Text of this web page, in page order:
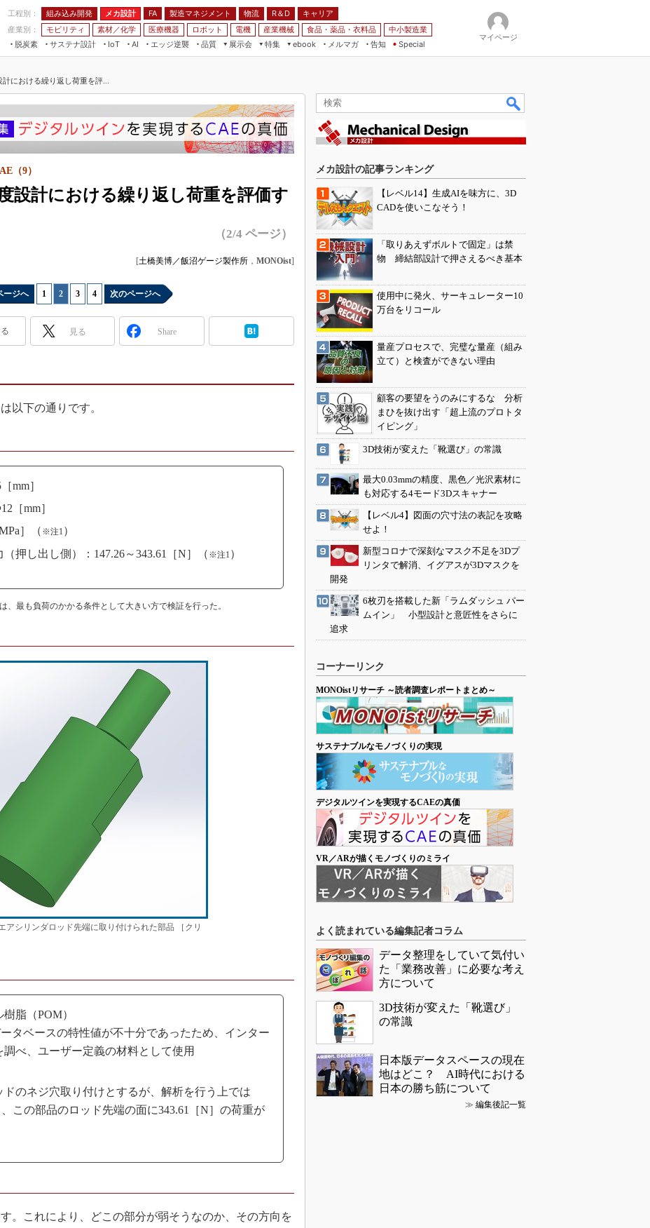
工程別： 組み込み開発 メカ設計 FA 製造マネジメント 物流 R＆D
キャリア
産業別：
モビリティ 素材／化学 医療機器 ロボット 電機 産業機械 食品・薬品・衣料品
中小製造業
脱炭素
サステナ設計
IoT
場
ービス
AI
設備保全
AI
エッジ逆襲 品質
展示会
JIMTOF
組込み/エッジ コンピューティング
IIFES
国際ロボット展
TECHNO-FRONTIER
日本ものづくりワールド
AUTOMOTIVE WORLD
産業オープンネット展
特集
5G
VR／AR
フィールドサービス
組み込み画像技術
無償設計ツール
3Dプリンタ
デジタルツインとCAE
インダストリー4.0
メイドインジャパン
制御セキュリティ
ebook
製造マネジメント
FA
モビリティ
メルマガ
告知 Special
マイページ
における繰り返し荷重を評...
設計における繰り返し荷重を評価す
（9）
（2/4 ページ）
[土橋美博／飯沼ゲージ製作所 ， MONOist]
ージへ 1 2 3 4 次のページへ
見る Share
以下の通りです。
mm］
［mm］
］（ ※注1 ）
押し出し側）：147.26～343.61［N］（ ※注1 ）
、最も負荷のかかる条件として大きい方で検証を行った。
シリンダロッド先端に取り付けられた部品 ［クリ
脂（POM）
タベースの特性値が不十分であったため、インター
べ、ユーザー定義の材料として使用
ドのネジ穴取り付けとするが、解析を行う上では
この部品のロッド先端の面に343.61［N］の荷重が
。これにより、どこの部分が弱そうなのか、その方向を
メカ設計の記事ランキング
【レベル14】生成AIを味方に、3D
CADを使いこなそう！
「取りあえずボルトで固定」は禁
物 締結部設計で押さえるべき基本
使用中に発火、サーキュレーター10
万台をリコール
量産プロセスで、完璧な量産（組み
立て）と検査ができない理由
顧客の要望をうのみにするな 分析
まひを抜け出す「超上流のプロトタ
イピング」
3D技術が変えた「靴選び」の常識
最大0.03mmの精度、黒色／光沢素材に
も対応する4モード3Dスキャナー
【レベル4】図面の穴寸法の表記を攻略
せよ！
新型コロナで深刻なマスク不足を3Dプ
リンタで解消、イグアスが3Dマスクを
開発
6枚刃を搭載した新「ラムダッシュ パー
ムイン」 小型設計と意匠性をさらに
追求
コーナーリンク
MONOistリサーチ ～読者調査レポートまとめ～
サステナブルなモノづくりの実現
デジタルツインを実現するCAEの真価
VR／ARが描くモノづくりのミライ
よく読まれている編集記者コラム
データ整理をしていて気付い
た「業務改善」に必要な考え
方について
3D技術が変えた「靴選び」
の常識
日本版データスペースの現在
地はどこ？ AI時代における
日本の勝ち筋について
≫ 編集後記一覧